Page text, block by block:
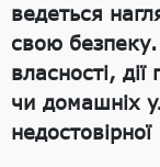
ведеться
свою
власності, дії
чи домашніх
недостовірної